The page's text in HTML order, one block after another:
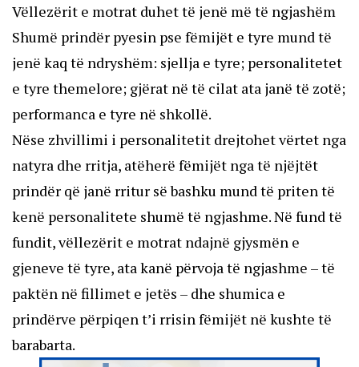
Vëllezërit e motrat duhet të jenë më të ngjashëm
Shumë prindër pyesin pse fëmijët e tyre mund të
jenë kaq të ndryshëm: sjellja e tyre; personalitetet
e tyre themelore; gjërat në të cilat ata janë të zotë;
performanca e tyre në shkollë.
Nëse zhvillimi i personalitetit drejtohet vërtet nga
natyra dhe rritja, atëherë fëmijët nga të njëjtët
prindër që janë rritur së bashku mund të priten të
kenë personalitete shumë të ngjashme. Në fund të
fundit, vëllezërit e motrat ndajnë gjysmën e
gjeneve të tyre, ata kanë përvoja të ngjashme – të
paktën në fillimet e jetës – dhe shumica e
prindërve përpiqen t’i rrisin fëmijët në kushte të
barabarta.